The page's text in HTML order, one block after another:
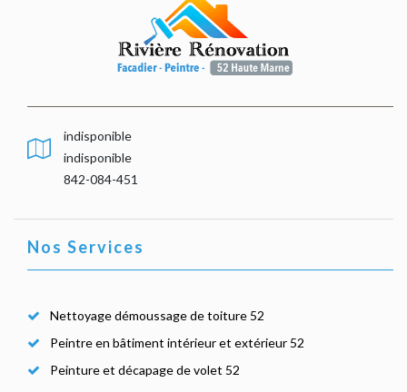
indisponible
indisponible
842-084-451
Nos Services
Nettoyage démoussage de toiture 52
Peintre en bâtiment intérieur et extérieur 52
Peinture et décapage de volet 52